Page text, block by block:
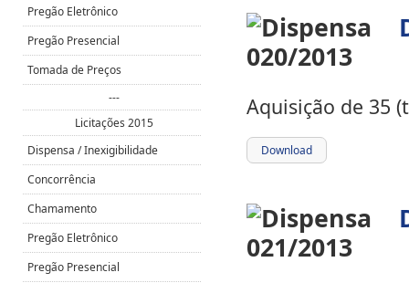
Aquisição de 35
Download
Pregão Eletrônico
Pregão Presencial
Tomada de Preços
---
Licitações 2015
Dispensa / Inexigibilidade
Concorrência
Chamamento
Pregão Eletrônico
Pregão Presencial